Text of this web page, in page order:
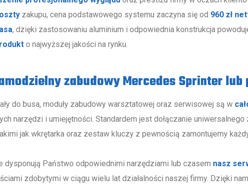
zakupu, cena podstawowego systemu zaczyna się od 960 zł
, dzięki zastosowaniu aluminium i odpowiednia konstrukcja
o najwyższej jakości na rynku.
zabudowy Mercedes Sprinter
do busa, moduły zabudowy warsztatowej oraz serwisowej są w
narzędzi i umiejętności. Standardem jest dołączanie
jak wkrętarka oraz zestaw kluczy z pewnością zamontujemy
dysponują Państwo odpowiednimi narzędziami lub czasem nasz
zdobytymi w ciągu wielu lat działalności naszej firmy. Dzięki